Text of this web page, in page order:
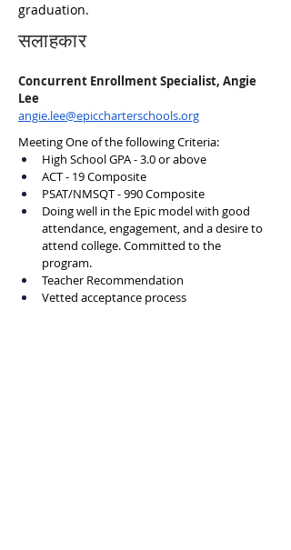
graduation.
सलाहकार
Concurrent Enrollment Specialist, Angie
Lee
angie.lee@epiccharterschools.org
Meeting One of the following Criteria:
High School GPA - 3.0 or above
ACT - 19 Composite
PSAT/NMSQT - 990 Composite
Doing well in the Epic model with good
attendance, engagement, and a desire to
attend college. Committed to the
program.
Teacher Recommendation
Vetted acceptance process